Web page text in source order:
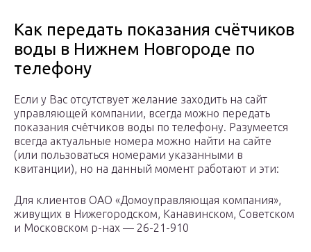
Как передать показания счётчиков
воды в Нижнем Новгороде по
телефону
Если у Вас отсутствует желание заходить на сайт
управляющей компании, всегда можно передать
показания счётчиков воды по телефону. Разумеется
всегда актуальные номера можно найти на сайте
(или пользоваться номерами указанными в
квитанции), но на данный момент работают и эти:
Для клиентов ОАО «Домоуправляющая компания»,
живущих в Нижегородском, Канавинском, Советском
и Московском р-нах — 26-21-910